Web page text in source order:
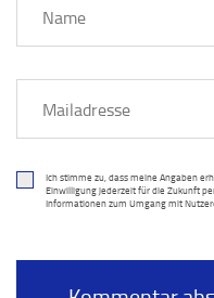
Ich stimme zu, dass meine Angaben
Einwilligung jederzeit für die Zukunft
Informationen zum Umgang mit